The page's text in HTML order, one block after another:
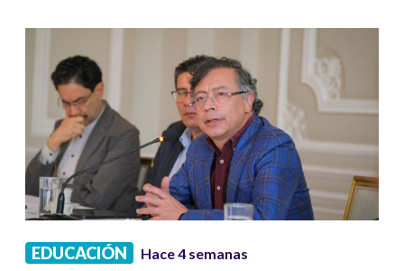
EDUCACIÓN Hace 4 semanas